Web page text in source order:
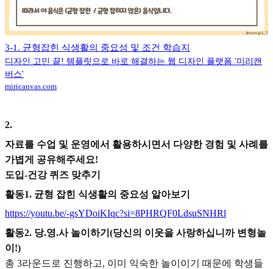
3-1. 균형잡힌 식생활의 중요성 및 조건 학습지
디자인 고민 끝! 템플릿으로 바로 해결하는 웹 디자인 플랫폼 '미리캔
버스'
miricanvas.com
2.
자료를 수업 및 운영에서 활용하시면서 다양한 경험 및 사례를
가볍게 공유해주세요!
도입-건강 퀴즈 맞추기
활동1. 균형 잡힌 식생활의 중요성 알아보기
https://youtu.be/-gsYDoiKIqc?si=8PHRQF0LdsuSNHRl
활동2. 당.영.사 놀이하기(당신의 이웃을 사랑하십니까 변형놀
이!)
총 3라운드로 진행하고, 이미 익숙한 놀이이기 때문에 학생들